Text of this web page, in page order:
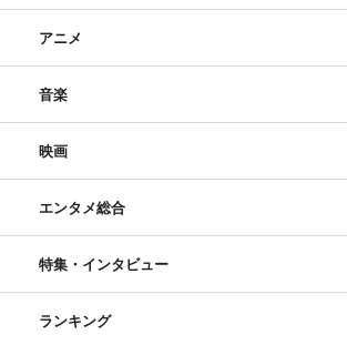
アニメ
音楽
映画
エンタメ総合
特集・インタビュー
ランキング